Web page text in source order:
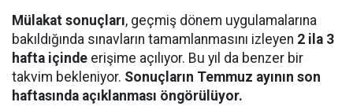
Mülakat sonuçları, geçmiş dönem uygulamalarına
bakıldığında sınavların tamamlanmasını izleyen 2 ila 3
hafta içinde erişime açılıyor. Bu yıl da benzer bir
takvim bekleniyor. Sonuçların Temmuz ayının son
haftasında açıklanması öngörülüyor.